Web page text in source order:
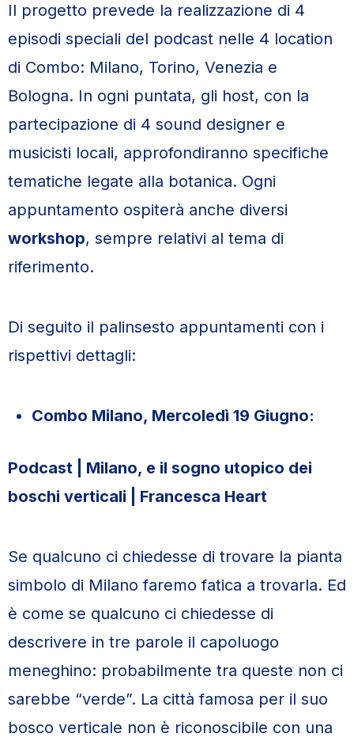
Il progetto prevede la realizzazione di 4
episodi speciali del podcast nelle 4 location
di Combo: Milano, Torino, Venezia e
Bologna. In ogni puntata, gli host, con la
partecipazione di 4 sound designer e
musicisti locali, approfondiranno specifiche
tematiche legate alla botanica. Ogni
appuntamento ospiterà anche diversi
workshop, sempre relativi al tema di
riferimento.
Di seguito il palinsesto appuntamenti con i
rispettivi dettagli:
Combo Milano, Mercoledì 19 Giugno:
Podcast | Milano, e il sogno utopico dei
boschi verticali | Francesca Heart
Se qualcuno ci chiedesse di trovare la pianta
simbolo di Milano faremo fatica a trovarla. Ed
è come se qualcuno ci chiedesse di
descrivere in tre parole il capoluogo
meneghino: probabilmente tra queste non ci
sarebbe “verde”. La città famosa per il suo
bosco verticale non è riconoscibile con una